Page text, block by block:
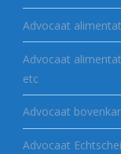
Advocaat
Advocaat
etc
Advocaat
Advocaat